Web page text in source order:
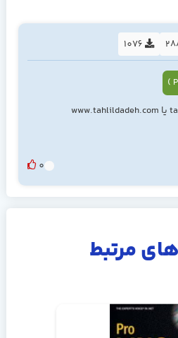
1076
0
مرتبط